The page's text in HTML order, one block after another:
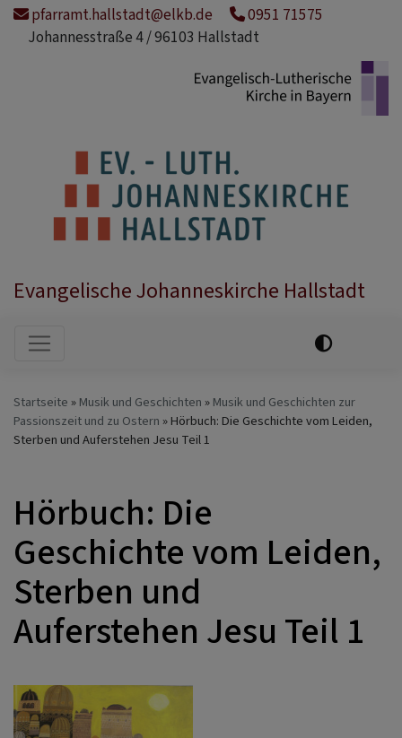
Direktpfarramt.hallstadt@elkb.de
0951 71575
Johannesstraße 4 / 96103 Hallstadt
Evangelische Johanneskirche Hallstadt
Hauptnavigation
Startseite Musik und Geschichten
Musik und Geschichten zur
Passionszeit und zu Ostern
Hörbuch: Die Geschichte vom Leiden,
Sterben und Auferstehen Jesu Teil 1
Hörbuch: Die
Geschichte vom Leiden,
Sterben und
Auferstehen Jesu Teil 1